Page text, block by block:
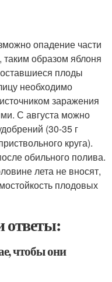
опадение части
образом яблоня
плоды
необходимо
заражения
С августа можно
(30-35 г
круга).
обильного полива.
лета не вносят,
плодовых
ответы:
чтобы они